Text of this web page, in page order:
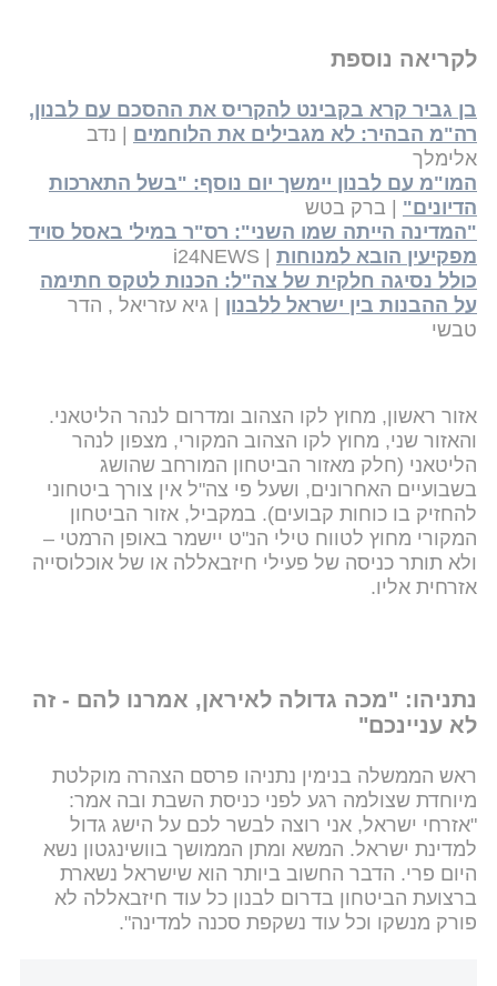
לקריאה נוספת
בן גביר קרא בקבינט להקריס את ההסכם עם לבנון,
רה"מ הבהיר: לא מגבילים את הלוחמים | נדב
אלימלך
המו"מ עם לבנון יימשך יום נוסף: "בשל התארכות
הדיונים" | ברק בטש
"המדינה הייתה שמו השני": רס"ר במיל' באסל סויד
מפקיעין הובא למנוחות
כולל נסיגה חלקית של צה"ל: הכנות לטקס חתימה
על ההבנות בין ישראל ללבנון | גיא עזריאל , הדר
טבשי
אזור ראשון, מחוץ לקו הצהוב ומדרום לנהר הליטאני.
והאזור שני, מחוץ לקו הצהוב המקורי, מצפון לנהר
הליטאני (חלק מאזור הביטחון המורחב שהושג
בשבועיים האחרונים, ושעל פי צה"ל אין צורך ביטחוני
להחזיק בו כוחות קבועים). במקביל, אזור הביטחון
המקורי מחוץ לטווח טילי הנ"ט יישמר באופן הרמטי –
ולא תותר כניסה של פעילי חיזבאללה או של אוכלוסייה
אזרחית אליו.
נתניהו: "מכה גדולה לאיראן, אמרנו להם - זה
לא עניינכם"
ראש הממשלה בנימין נתניהו פרסם הצהרה מוקלטת
מיוחדת שצולמה רגע לפני כניסת השבת ובה אמר:
"אזרחי ישראל, אני רוצה לבשר לכם על הישג גדול
למדינת ישראל. המשא ומתן הממושך בוושינגטון נשא
היום פרי. הדבר החשוב ביותר הוא שישראל נשארת
ברצועת הביטחון בדרום לבנון כל עוד חיזבאללה לא
פורק מנשקו וכל עוד נשקפת סכנה למדינה".